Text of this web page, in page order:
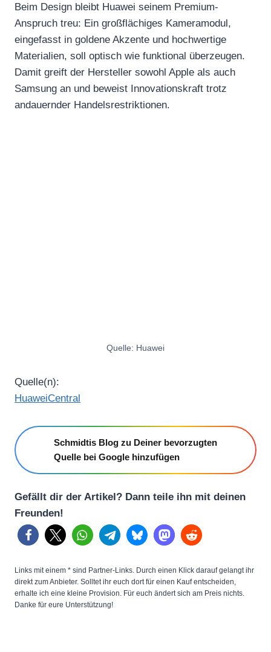
Beim Design bleibt Huawei seinem Premium-
Anspruch treu: Ein großflächiges Kameramodul,
eingefasst in goldene Akzente und hochwertige
Materialien, soll optisch wie funktional überzeugen.
Damit greift der Hersteller sowohl Apple als auch
Samsung an und beweist Innovationskraft trotz
andauernder Handelsrestriktionen.
Quelle: Huawei
Quelle(n):
HuaweiCentral
Schmidtis Blog zu Deiner bevorzugten
Quelle bei Google hinzufügen
Gefällt dir der Artikel? Dann teile ihn mit deinen
Freunden!
Links mit einem * sind Partner-Links. Durch einen Klick darauf gelangt ihr
direkt zum Anbieter. Solltet ihr euch dort für einen Kauf entscheiden,
erhalte ich eine kleine Provision. Für euch ändert sich am Preis nichts.
Danke für eure Unterstützung!